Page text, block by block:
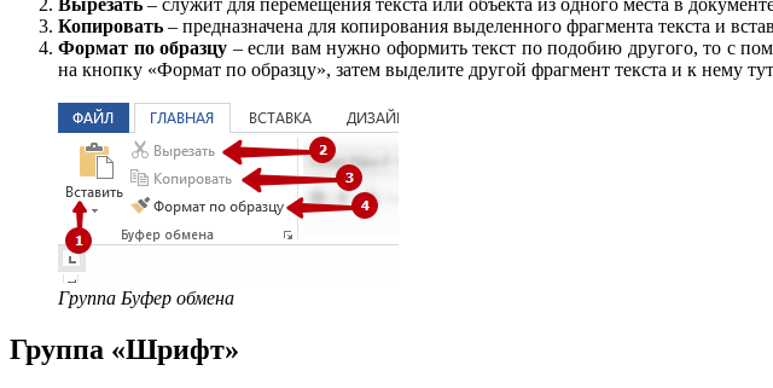
Копировать – предназначена для копирования выделенного фрагмента текста и
Формат по образцу – если вам нужно оформить текст по подобию другого, то с
на кнопку «Формат по образцу», затем выделите другой фрагмент текста и к нему
Группа Буфер обмена
Группа «Шрифт»